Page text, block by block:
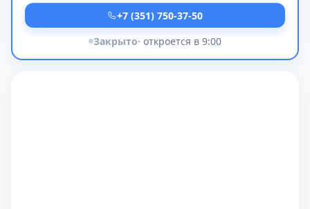
+7 (351) 750-37-50
Закрыто· откроется в 9:00